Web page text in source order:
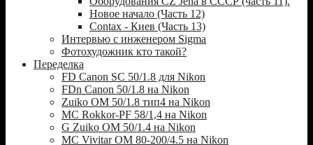
Новое начало (Часть 12)
Contax - Киев (Часть 13)
Интервью с инженером Sigma
Фотохудожник кто такой?
Переделка
FD Canon SC 50/1.8 для Nikon
FDn Canon 50/1.8 на Nikon
Zuiko OM 50/1.8 тип4 на Nikon
MC Rokkor-PF 58/1,4 на Nikon
G Zuiko OM 50/1.4 на Nikon
MC Vivitar OM 80-200/4.5 на Nikon